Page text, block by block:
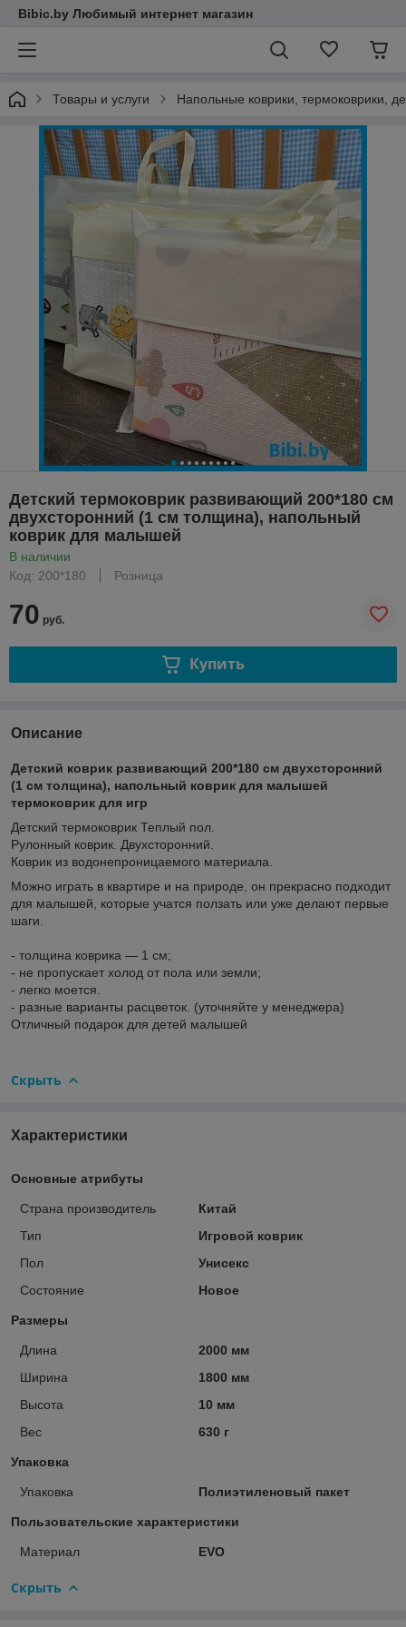
Bibic.by Любимый интернет магазин
Товары и услуги Напольные коврики, термоковрики,
Детский термоковрик развивающий 200*180 см
двухсторонний (1 см толщина), напольный
коврик для малышей
В наличии
Код: 200*180
Розница
70 руб.
Купить
Описание
Детский коврик развивающий 200*180 см двухсторонний
(1 см толщина), напольный коврик для малышей
термоковрик для игр
Детский термоковрик Теплый пол.
Рулонный коврик. Двухсторонний.
Коврик из водонепроницаемого материала.
Можно играть в квартире и на природе, он прекрасно подходит
для малышей, которые учатся ползать или уже делают первые
шаги.
- толщина коврика — 1 см;
- не пропускает холод от пола или земли;
- легко моется.
- разные варианты расцветок. (уточняйте у менеджера)
Отличный подарок для детей малышей
Скрыть
Характеристики
Основные атрибуты
Страна производитель
Китай
Тип
Игровой коврик
Пол
Унисекс
Состояние
Новое
Размеры
Длина
2000 мм
Ширина
1800 мм
Высота
10 мм
Вес
630 г
Упаковка
Упаковка Полиэтиленовый пакет
Пользовательские характеристики
Материал EVO
Скрыть